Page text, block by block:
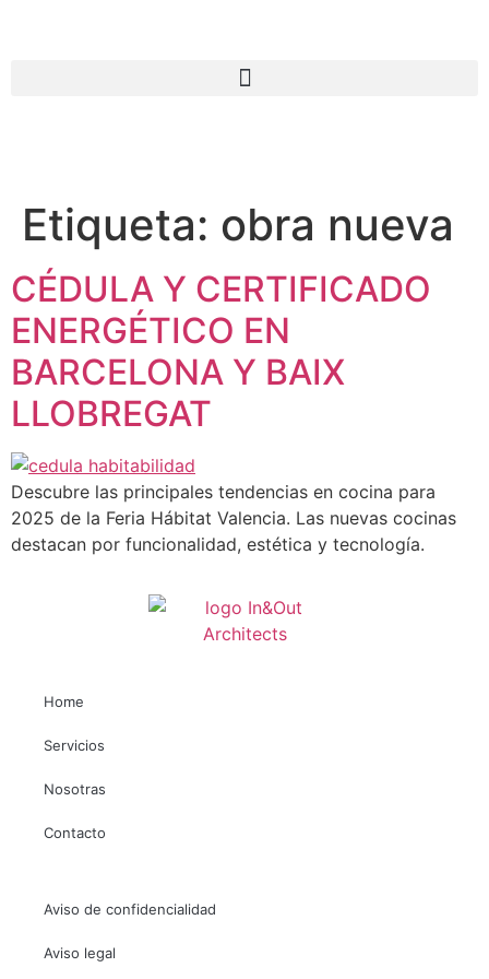
Etiqueta: obra nueva
CÉDULA Y CERTIFICADO
ENERGÉTICO EN
BARCELONA Y BAIX
LLOBREGAT
Descubre las principales tendencias en cocina para
2025 de la Feria Hábitat Valencia. Las nuevas cocinas
destacan por funcionalidad, estética y tecnología.
Home
Servicios
Nosotras
Contacto
Aviso de confidencialidad
Aviso legal
Estas
son
Son
web.